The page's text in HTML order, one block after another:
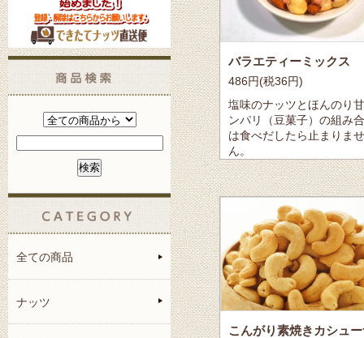
バラエティーミックス
486円(税36円)
塩味のナッツとほんのり
ンパリ（豆菓子）の組み
は食べだしたら止まりませ
ん。
全ての商品
ナッツ